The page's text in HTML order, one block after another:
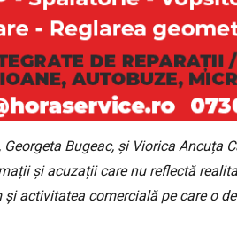
Bugeac, și Viorica Ancuța
și acuzații care nu reflectă
activitatea comercială pe care o